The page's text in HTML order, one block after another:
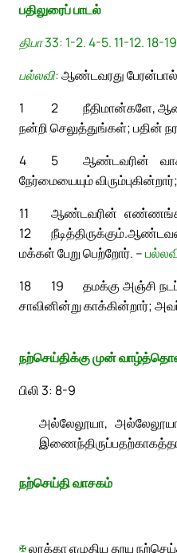
பதிலுரைப் பாடல்
திபா 33: 1-2. 4-5. 11-12. 18-
பல்லவி:ஆண்டவரது பேரன்பால்
1
நீதிமான்களே,
2
நன்றி செலுத்துங்கள்; பதின்
4
ஆண்டவரின்
5
நேர்மையையும்
11
ஆண்டவரின்
நீடித்திருக்கும்.
12
மக்கள் பேறு பெற்றோர். –
18
தமக்கு அஞ்சி
19
சாவினின்று காக்கின்றார்;
நற்செய்திக்கு முன்
பிலி 3: 8-9
அல்லேலூயா,
நற்செய்தி வாசகம்
✠லூக்கா எழுதிய தூய